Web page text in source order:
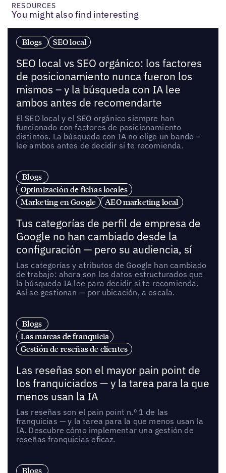
RESOURCES
You might also find interesting
Blogs SEO local
SEO local vs SEO orgánico: los factores
de posicionamiento nunca fueron los
mismos – y la búsqueda con IA lee
ambos antes de recomendarte
El SEO local y el SEO orgánico siempre han
funcionado con factores de posicionamiento
distintos. La búsqueda con IA no elige un bando –
lee ambos antes de decidir si te recomienda.
Blogs
Optimización de fichas locales
Marketing en Google
AEO marketing local
Tus categorías de perfil de empresa de
Google no han cambiado desde la
configuración — pero su audiencia, sí
Las categorías y atributos de Google han cambiado
de trabajo: ahora son los datos estructurados que
la búsqueda IA lee para decidir si te recomienda.
Así se gestionan — por ubicación, a escala.
Blogs
Las marcas de franquicia
Gestión de reseñas de clientes
Las reseñas son el mayor pain point de
los franquiciados — y la tarea para la que
menos usan la IA
Las reseñas son el pain point n.º 1 de las
franquicias — y la tarea para la que menos usan la
IA. Descubre cómo implementar una gestión de
reseñas franquicias eficaz.
Blogs